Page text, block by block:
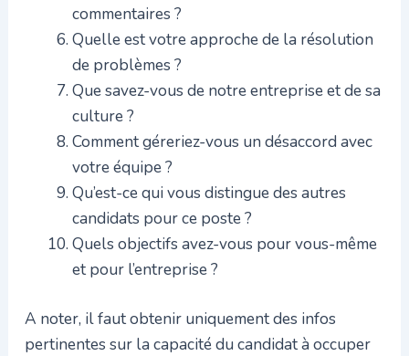
commentaires ?
Quelle est votre approche de la résolution
de problèmes ?
Que savez-vous de notre entreprise et de sa
culture ?
Comment géreriez-vous un désaccord avec
votre équipe ?
Qu’est-ce qui vous distingue des autres
candidats pour ce poste ?
Quels objectifs avez-vous pour vous-même
et pour l’entreprise ?
A noter, il faut obtenir uniquement des infos
pertinentes sur la capacité du candidat à occuper